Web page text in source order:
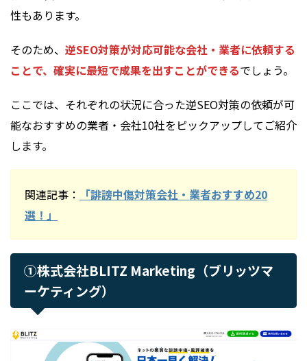
性もあります。
そのため、 逆SEO対策が対応可能な会社・業者に依頼する
ことで、確実に最短で成果を出すことができるでしょう。
ここでは、それぞれの状況に合った逆SEO対策の依頼が可
能なおすすめの業者・会社10社をピックアップしてご紹介
します。
関連記事：
「誹謗中傷対策会社・業者おすすめ20
選！」
①株式会社BLITZ Marketing（ブリッツマ
ーケティング）